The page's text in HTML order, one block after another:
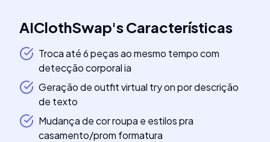
AIClothSwap'sCaracterísticas
Troca até 6 peças ao mesmo tempo com
detecção corporal ia
Geração de outfit virtual try on por descrição
de texto
Mudança de cor roupa e estilos pra
casamento/prom formatura